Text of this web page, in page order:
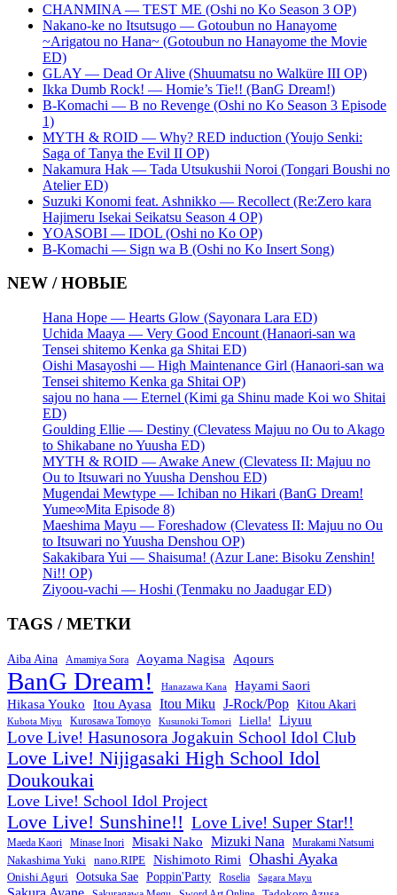
CHANMINA — TEST ME (Oshi no Ko Season 3 OP)
Nakano-ke no Itsutsugo — Gotoubun no Hanayome
~Arigatou no Hana~ (Gotoubun no Hanayome the Movie
ED)
GLAY — Dead Or Alive (Shuumatsu no Walküre III OP)
Ikka Dumb Rock! — Homie’s Tie!! (BanG Dream!)
B-Komachi — B no Revenge (Oshi no Ko Season 3 Episode
1)
MYTH & ROID — Why? RED induction (Youjo Senki:
Saga of Tanya the Evil II OP)
Nakamura Hak — Tada Utsukushii Noroi (Tongari Boushi no
Atelier ED)
Suzuki Konomi feat. Ashnikko — Recollect (Re:Zero kara
Hajimeru Isekai Seikatsu Season 4 OP)
YOASOBI — IDOL (Oshi no Ko OP)
B-Komachi — Sign wa B (Oshi no Ko Insert Song)
NEW / НОВЫЕ
Hana Hope — Hearts Glow (Sayonara Lara ED)
Uchida Maaya — Very Good Encount (Hanaori-san wa
Tensei shitemo Kenka ga Shitai ED)
Oishi Masayoshi — High Maintenance Girl (Hanaori-san wa
Tensei shitemo Kenka ga Shitai OP)
sajou no hana — Eternel (Kimi ga Shinu made Koi wo Shitai
ED)
Goulding Ellie — Destiny (Clevatess Majuu no Ou to Akago
to Shikabane no Yuusha ED)
MYTH & ROID — Awake Anew (Clevatess II: Majuu no
Ou to Itsuwari no Yuusha Denshou ED)
Mugendai Mewtype — Ichiban no Hikari (BanG Dream!
Yume∞Mita Episode 8)
Maeshima Mayu — Foreshadow (Clevatess II: Majuu no Ou
to Itsuwari no Yuusha Denshou OP)
Sakakibara Yui — Shaisuma! (Azur Lane: Bisoku Zenshin!
Ni!! OP)
Ziyoou-vachi — Hoshi (Tenmaku no Jaadugar ED)
TAGS / МЕТКИ
Aiba Aina Amamiya Sora Aoyama Nagisa Aqours
BanG Dream! Hanazawa Kana
Hayami Saori
Hikasa Youko
Itou Ayasa Itou Miku J-Rock/Pop Kitou Akari
Kubota Miyu Kurosawa Tomoyo Kusunoki Tomori Liella! Liyuu
Love Live! Hasunosora Jogakuin School Idol Club
Love Live! Nijigasaki High School Idol
Doukoukai
Love Live! School Idol Project
Love Live! Sunshine!! Love Live! Super Star!!
Maeda Kaori Minase Inori Misaki Nako Mizuki Nana Murakami Natsumi
Nakashima Yuki nano.RIPE Nishimoto Rimi Ohashi Ayaka
Onishi Aguri Ootsuka Sae Poppin'Party Roselia Sagara Mayu